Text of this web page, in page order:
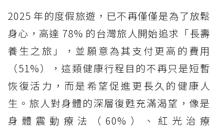
2025 年的度假旅遊，已不再僅僅是為了放鬆
身心，高達 78% 的台灣旅人開始追求「長壽
養生之旅」，並願意為其支付更高的費用
（51%），這類健康行程目的不再只是短暫
恢復活力，而是希望促進更長久的健康人
生。旅人對身體的深層復甦充滿渴望，像是
身體震動療法（60%）、紅光治療